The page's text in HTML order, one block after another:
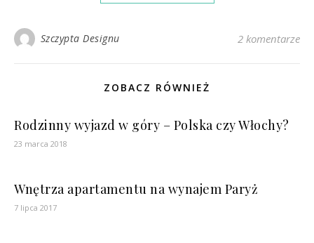
Szczypta Designu 2 komentarze
ZOBACZ RÓWNIEŻ
Rodzinny wyjazd w góry – Polska czy Włochy?
23 marca 2018
Wnętrza apartamentu na wynajem Paryż
7 lipca 2017